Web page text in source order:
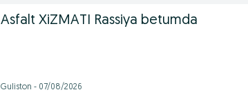
Asfalt XiZMATI Rassiya betumda
Guliston - 07/08/2026